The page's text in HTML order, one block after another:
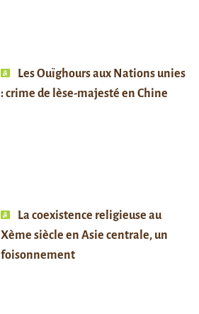
Les Ouïghours aux Nations unies
: crime de lèse-majesté en Chine
La coexistence religieuse au
Xème siècle en Asie centrale, un
foisonnement